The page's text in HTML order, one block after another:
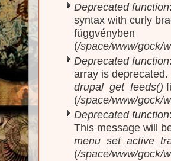
Deprecated function
syntax with curly
függvényben
(/space/www/gock/
Deprecated function
array is
drupal_get_feeds()
(/space/www/gock/
Deprecated function
This message will
(/space/www/gock/